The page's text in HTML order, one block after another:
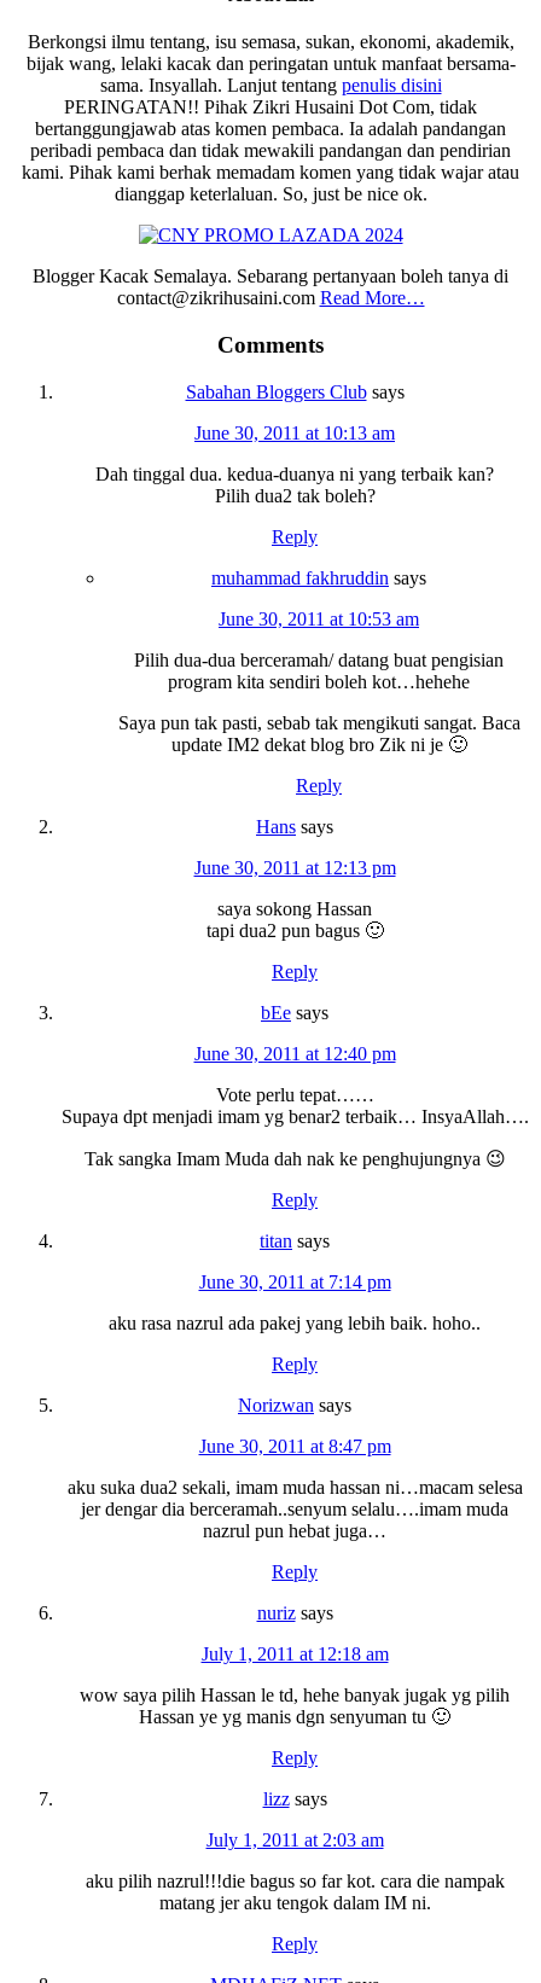
Berkongsi ilmu tentang, isu semasa, sukan, ekonomi, akademik,
bijak wang, lelaki kacak dan peringatan untuk manfaat bersama-
sama. Insyallah. Lanjut tentang penulis disini
PERINGATAN!! Pihak Zikri Husaini Dot Com, tidak
bertanggungjawab atas komen pembaca. Ia adalah pandangan
peribadi pembaca dan tidak mewakili pandangan dan pendirian
kami. Pihak kami berhak memadam komen yang tidak wajar atau
dianggap keterlaluan. So, just be nice ok.
Blogger Kacak Semalaya. Sebarang pertanyaan boleh tanya di
contact@zikrihusaini.com Read More…
Comments
Sabahan Bloggers Club says
June 30, 2011 at 10:13 am
Dah tinggal dua. kedua-duanya ni yang terbaik kan?
Pilih dua2 tak boleh?
Reply
muhammad fakhruddin says
June 30, 2011 at 10:53 am
Pilih dua-dua berceramah/ datang buat pengisian
program kita sendiri boleh kot…hehehe
Saya pun tak pasti, sebab tak mengikuti sangat. Baca
update IM2 dekat blog bro Zik ni je 🙂
Reply
Hans says
June 30, 2011 at 12:13 pm
saya sokong Hassan
tapi dua2 pun bagus 🙂
Reply
bEe says
June 30, 2011 at 12:40 pm
Vote perlu tepat……
Supaya dpt menjadi imam yg benar2 terbaik… InsyaAllah….
Tak sangka Imam Muda dah nak ke penghujungnya 😉
Reply
titan says
June 30, 2011 at 7:14 pm
aku rasa nazrul ada pakej yang lebih baik. hoho..
Reply
Norizwan says
June 30, 2011 at 8:47 pm
aku suka dua2 sekali, imam muda hassan ni…macam selesa
jer dengar dia berceramah..senyum selalu….imam muda
nazrul pun hebat juga…
Reply
nuriz says
July 1, 2011 at 12:18 am
wow saya pilih Hassan le td, hehe banyak jugak yg pilih
Hassan ye yg manis dgn senyuman tu 🙂
Reply
lizz says
July 1, 2011 at 2:03 am
aku pilih nazrul!!!die bagus so far kot. cara die nampak
matang jer aku tengok dalam IM ni.
Reply